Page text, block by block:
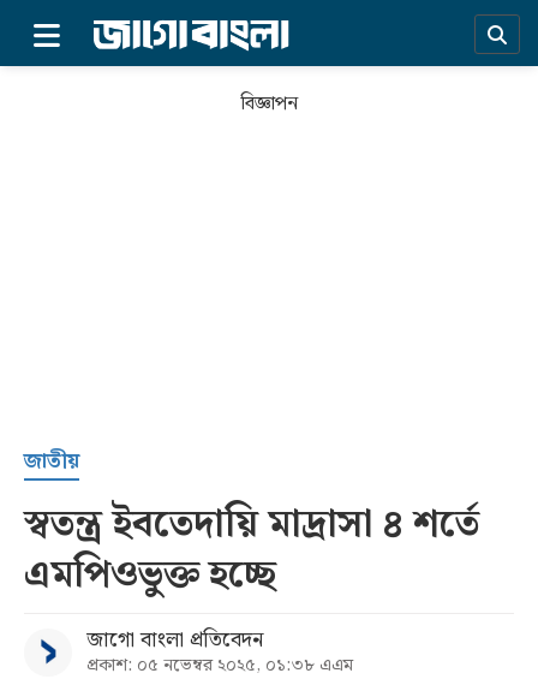
সর্বশেষ
বিভাগ
বিজ্ঞাপন
জাতীয়
স্বতন্ত্র ইবতেদায়ি মাদ্রাসা ৪ শর্তে
এমপিওভুক্ত হচ্ছে
জাগো বাংলা প্রতিবেদন
প্রকাশ: ০৫ নভেম্বর ২০২৫, ০১:৩৮ এএম